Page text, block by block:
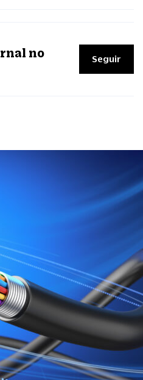
no
Seguir